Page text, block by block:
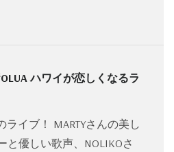
ハワイが恋しくなるラ
ライブ！ MARTYさんの美し
と優しい歌声、NOLIKOさ